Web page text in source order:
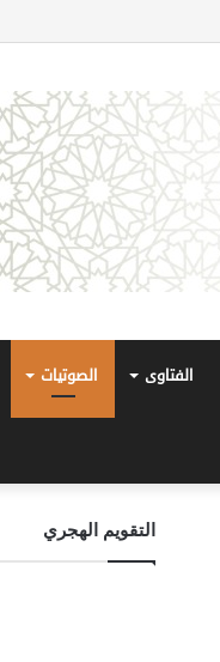
الفتاوى الصوتيات
التقويم الهجري